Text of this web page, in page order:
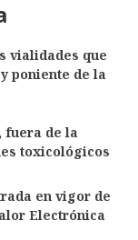
vialidades que
poniente de la
fuera de la
toxicológicos
en vigor de
Electrónica